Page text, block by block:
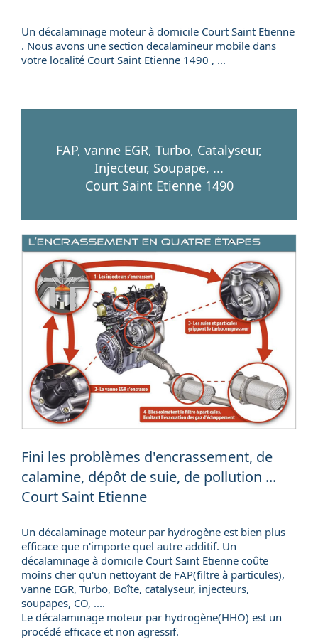
Un décalaminage moteur à domicile Court Saint Etienne
. Nous avons une section decalamineur mobile dans
votre localité Court Saint Etienne 1490 , ...
FAP, vanne EGR, Turbo, Catalyseur,
Injecteur, Soupape, ...
Court Saint Etienne 1490
Fini les problèmes d'encrassement, de
calamine, dépôt de suie, de pollution ...
Court Saint Etienne
Un décalaminage moteur par hydrogène est bien plus
efficace que n'importe quel autre additif. Un
décalaminage à domicile Court Saint Etienne coûte
moins cher qu'un nettoyant de FAP(filtre à particules),
vanne EGR, Turbo, Boîte, catalyseur, injecteurs,
soupapes, CO, ....
Le décalaminage moteur par hydrogène(HHO) est un
procédé efficace et non agressif.